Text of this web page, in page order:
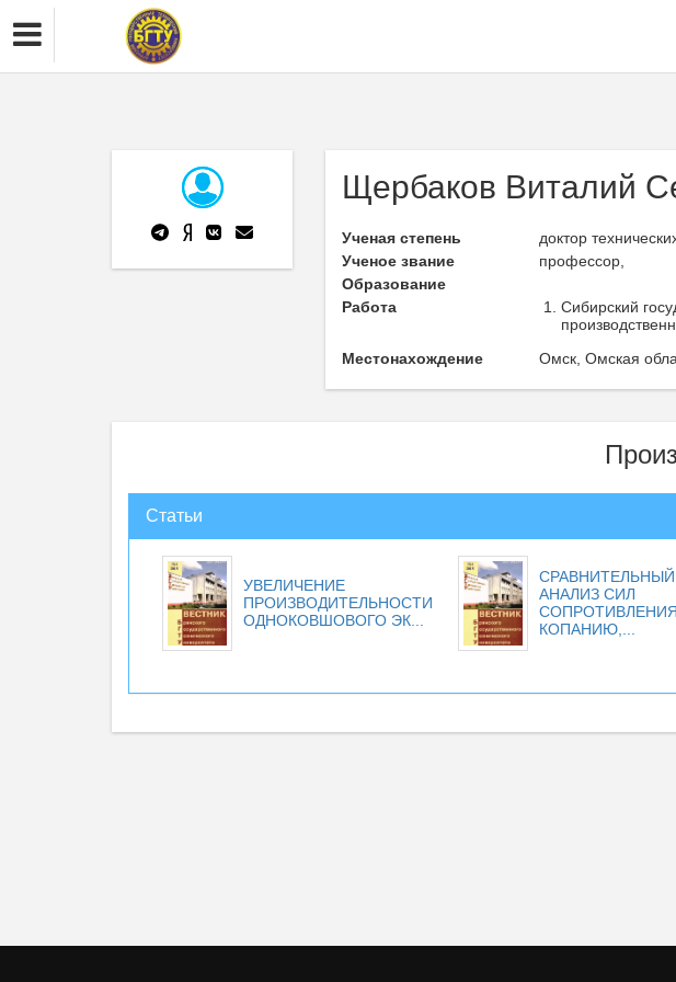
Щербаков Виталий
Ученая степень
доктор
Ученое звание
профессор,
Образование
Работа
Сибирский
Местонахождение
Омск, Омская
Статьи
УВЕЛИЧЕНИЕ
ПРОИЗВОДИТЕЛЬНОСТИ
ОДНОКОВШОВОГО ЭК...
СРАВНИТЕЛЬНЫЙ
АНАЛИЗ СИЛ
СОПРОТИВЛЕНИЯ
КОПАНИЮ,...